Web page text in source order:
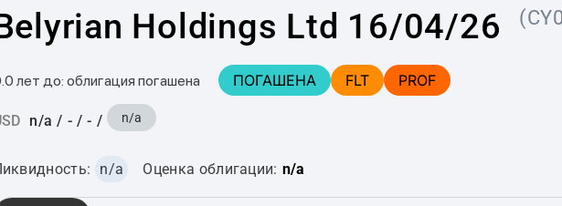
Holdings Ltd 16/04/26
лет до: облигация погашена ПОГАШЕНА FLT PROF
n/a / - / - / n/a
n/a Оценка облигации: n/a